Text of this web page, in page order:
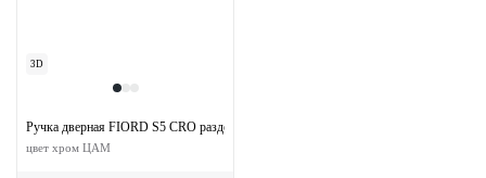
3D
Ручка дверная FIORD S5 CRO раздельная на квадратной розетке
цвет хром ЦАМ